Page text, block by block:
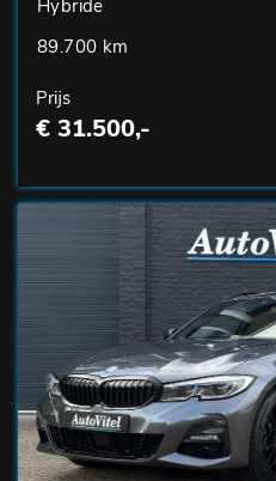
Hybride
89.700 km
Prijs
€ 31.500,-